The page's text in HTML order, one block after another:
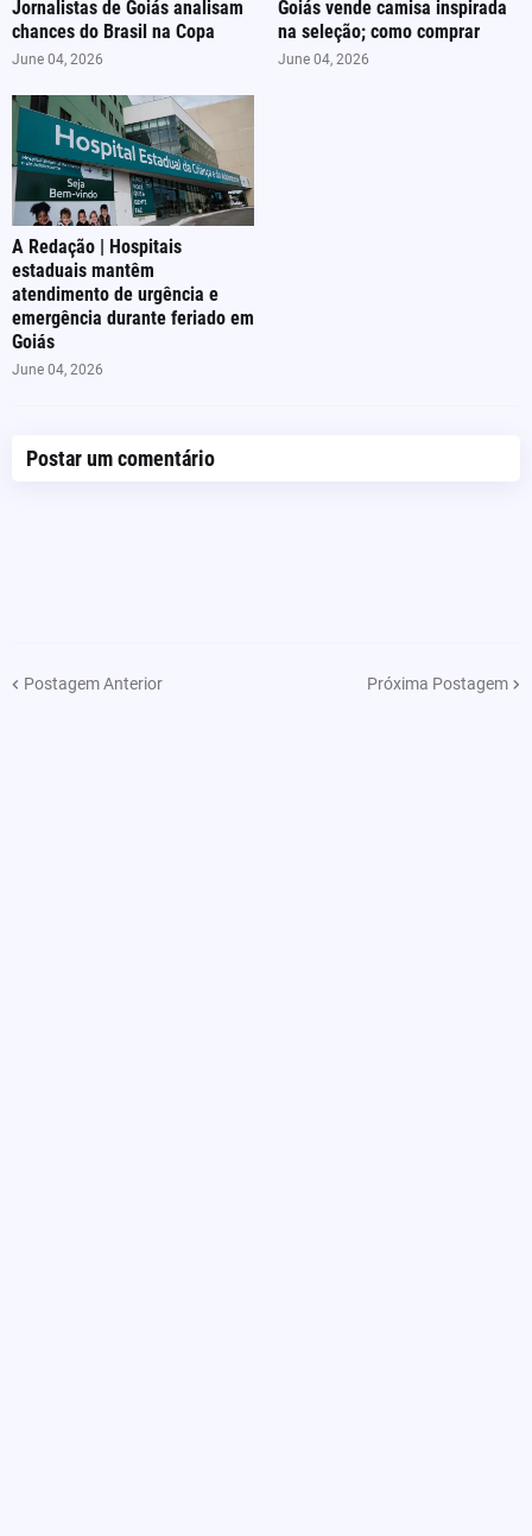
Jornalistas de Goiás analisam
chances do Brasil na Copa
June 04, 2026
Goiás vende camisa inspirada
na seleção; como comprar
June 04, 2026
A Redação | Hospitais
estaduais mantêm
atendimento de urgência e
emergência durante feriado em
Goiás
June 04, 2026
Postar um comentário
Postagem Anterior Próxima Postagem